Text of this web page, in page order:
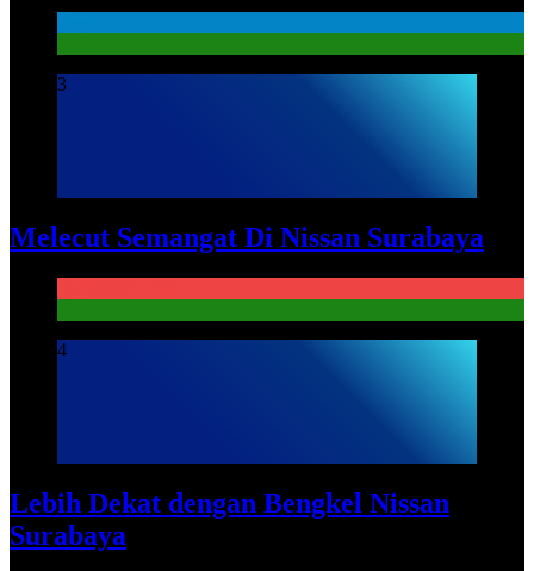
3
Melecut Semangat Di Nissan Surabaya
4
Lebih Dekat dengan Bengkel Nissan
Surabaya